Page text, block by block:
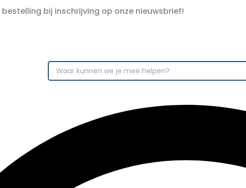
bij inschrijving op onze nieuwsbrief!